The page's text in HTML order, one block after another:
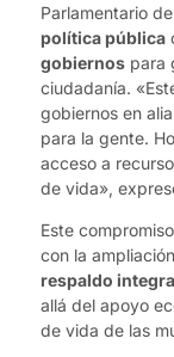
Parlamentario
política pública
gobiernos para
ciudadanía.
gobiernos en
para la gente.
acceso a
de vida»,
Este
con la
respaldo
allá del apoyo
de vida de las